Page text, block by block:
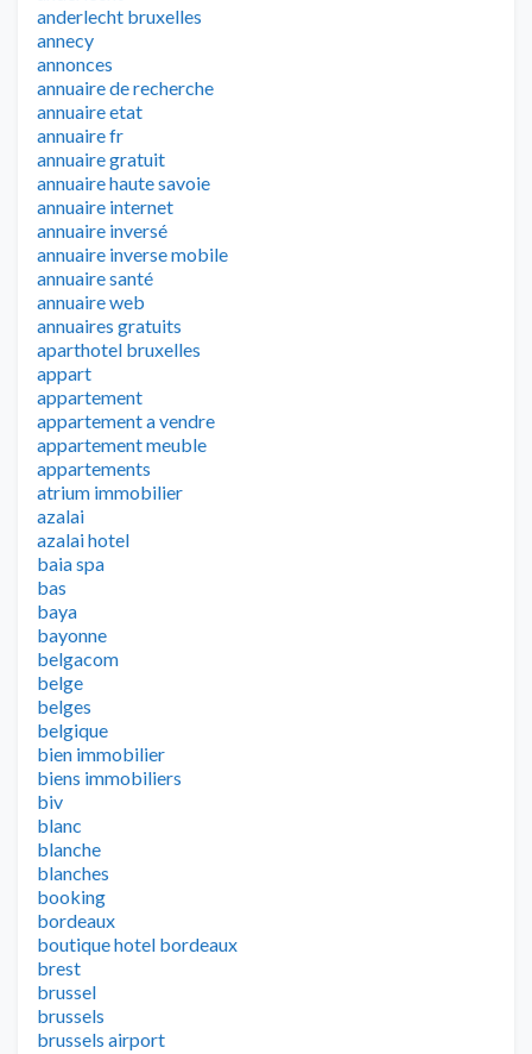
anderlecht bruxelles
annecy
annonces
annuaire de recherche
annuaire etat
annuaire fr
annuaire gratuit
annuaire haute savoie
annuaire internet
annuaire inversé
annuaire inverse mobile
annuaire santé
annuaire web
annuaires gratuits
aparthotel bruxelles
appart
appartement
appartement a vendre
appartement meuble
appartements
atrium immobilier
azalai
azalai hotel
baia spa
bas
baya
bayonne
belgacom
belge
belges
belgique
bien immobilier
biens immobiliers
biv
blanc
blanche
blanches
booking
bordeaux
boutique hotel bordeaux
brest
brussel
brussels
brussels airport